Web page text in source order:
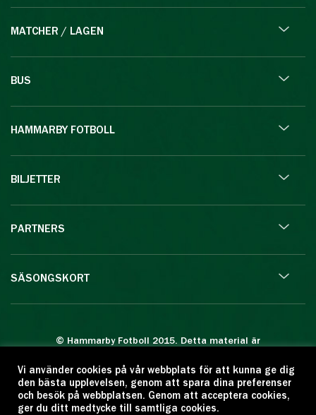
MATCHER / LAGEN
BUS
HAMMARBY FOTBOLL
BILJETTER
PARTNERS
SÄSONGSKORT
© Hammarby Fotboll 2015. Detta material är
Eftertryck eller annan kopiering är förbjuden.
Citera oss gärna men ange källan:
www.hammarbyfotboll.se. Ansvarig utgivare:
Vi använder cookies på vår webbplats för att kunna ge dig
den bästa upplevelsen, genom att spara dina preferenser
och besök på webbplatsen. Genom att acceptera cookies,
ger du ditt medtycke till samtliga cookies.